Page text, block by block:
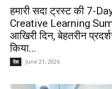
हमारी सदा ट्रस्ट की 7-
Creative Learning
आखिरी दिन, बेहतरीन
किया...
देश June 21, 2026